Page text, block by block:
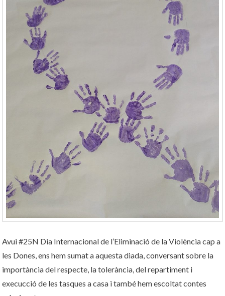
Avui #25N Dia Internacional de l’Eliminació de la Violència cap a
les Dones, ens hem sumat a aquesta diada, conversant sobre la
importància del respecte, la tolerància, del repartiment i
execucció de les tasques a casa i també hem escoltat contes